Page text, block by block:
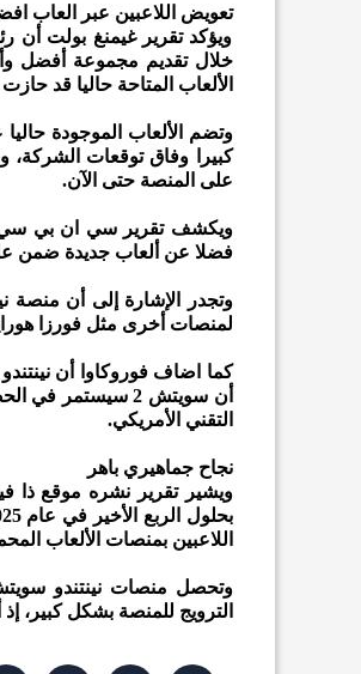
تعويض اللاعبين عبر العاب
ويؤكد تقرير غيمنغ بولت
الألعاب المتاحة حاليا قد
كبيرا وفاق توقعات الشركة،
على المنصة حتى الآن.
ويكشف تقرير سي ان بي سي
فضلا عن ألعاب جديدة ضمن
لمنصات أخرى مثل فورزا هورايزون 6، التي تعد أحدث ألعاب
التقني الأمريكي.
نجاح جماهيري باهر
اللاعبين بمنصات الألعاب
الترويج للمنصة بشكل كبير،